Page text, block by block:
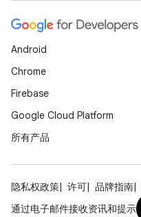
Android
Chrome
Firebase
Google Cloud Platform
所有产品
隐私权政策 许可 品牌指南
通过电子邮件接收资讯和提示